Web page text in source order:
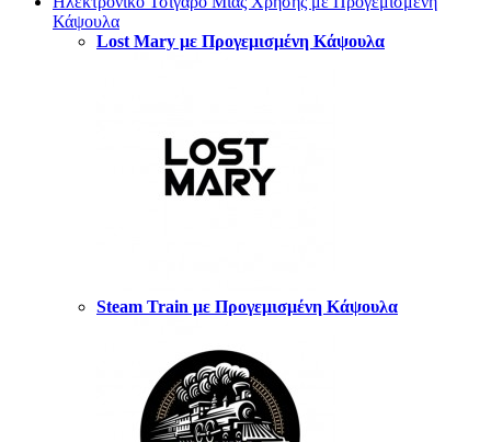
Κάψουλα
Lost Mary με Προγεμισμένη Κάψουλα
Steam Train με Προγεμισμένη Κάψουλα